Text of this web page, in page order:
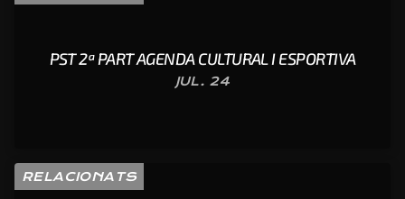
PST 2ª PART AGENDA CULTURAL I ESPORTIVA
JUL. 24
RELACIONATS